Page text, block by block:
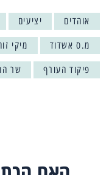
אוהדים יציעים
מ.ס אשדוד מיקי
פיקוד העורף שר